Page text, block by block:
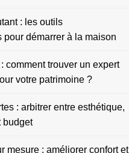
: les outils
pour démarrer à la maison
comment trouver un expert
votre patrimoine ?
: arbitrer entre esthétique,
budget
mesure : améliorer confort et